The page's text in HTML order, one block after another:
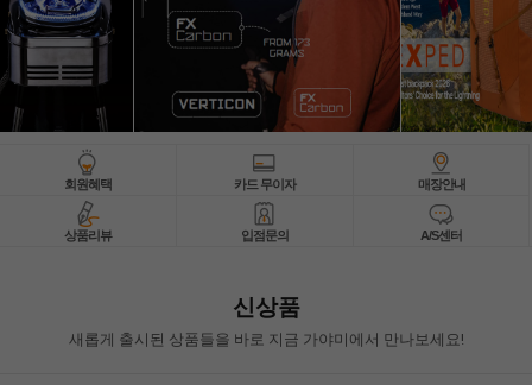
회원혜택 카드 무이자 매장안내
상품리뷰 입점문의 A/S센터
신상품
새롭게 출시된 상품들을 바로 지금 가야미에서 만나보세요!